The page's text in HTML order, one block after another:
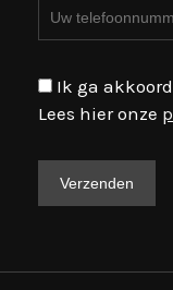
Ik ga
Lees hier onze